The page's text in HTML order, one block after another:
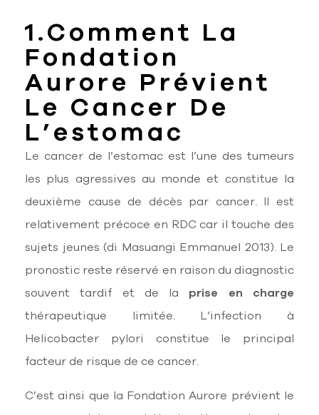
1.Comment La
Fondation
Aurore Prévient
Le Cancer De
L’estomac
Le cancer de l’estomac est l’une des tumeurs
les plus agressives au monde et constitue la
deuxième cause de décès par cancer. Il est
relativement précoce en RDC car il touche des
sujets jeunes (di Masuangi Emmanuel 2013). Le
pronostic reste réservé en raison du diagnostic
souvent tardif et de la prise en charge
thérapeutique limitée. L’infection à
Helicobacter pylori constitue le principal
facteur de risque de ce cancer.
C’est ainsi que la Fondation Aurore prévient le